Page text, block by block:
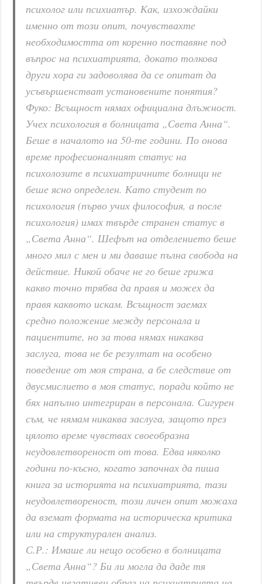
психолог или психиатър. Как, изхождайки
именно от този опит, почувствахте
необходимостта от коренно поставяне под
въпрос на психиатрията, докато толкова
други хора ги задоволява да се опитат да
усъвършенстват установените понятия?
Фуко: Всъщност нямах официална длъжност.
Учех психология в болницата „Света Анна“.
Беше в началото на 50-те години. По онова
време професионалният статус на
психолозите в психиатричните болници не
беше ясно определен. Като студент по
психология (първо учих философия, а после
психология) имах твърде странен статус в
„Света Анна“. Шефът на отделението беше
много мил с мен и ми даваше пълна свобода на
действие. Никой обаче не го беше грижа
какво точно трябва да правя и можех да
правя каквото искам. Всъщност заемах
средно положение между персонала и
пациентите, но за това нямах никаква
заслуга, това не бе резултат на особено
поведение от моя страна, а бе следствие от
двусмислието в моя статус, поради който не
бях напълно интегриран в персонала. Сигурен
съм, че нямам никаква заслуга, защото през
цялото време чувствах своеобразна
неудовлетвореност от това. Едва няколко
години по-късно, когато започнах да пиша
книга за историята на психиатрията, тази
неудовлетвореност, този личен опит можаха
да вземат формата на историческа критика
или на структурален анализ.
С.Р.: Имаше ли нещо особено в болницата
„Света Анна“? Би ли могла да даде тя